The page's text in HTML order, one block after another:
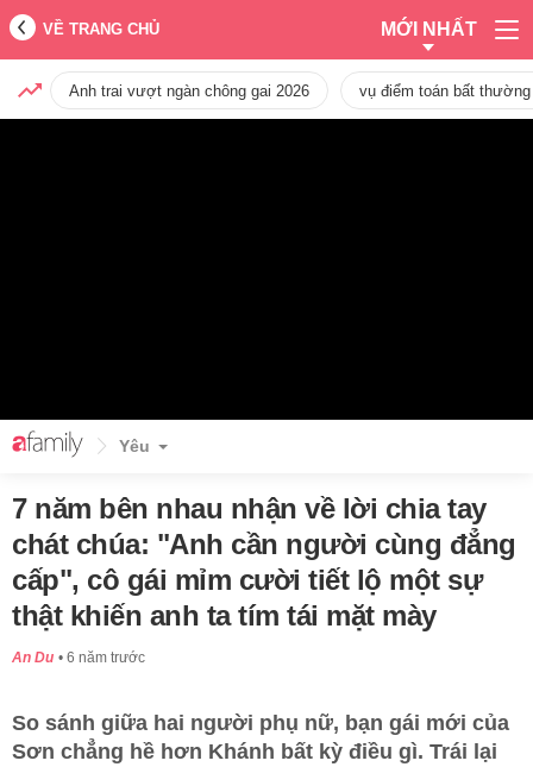
VỀ TRANG CHỦ MỚI NHẤT
Anh trai vượt ngàn chông gai 2026 vụ điểm toán bất
Yêu
7 năm bên nhau nhận về lời chia tay
chát chúa: "Anh cần người cùng đẳng
cấp", cô gái mỉm cười tiết lộ một sự
thật khiến anh ta tím tái mặt mày
An Du 6 năm trước
So sánh giữa hai người phụ nữ, bạn gái mới của
Sơn chẳng hề hơn Khánh bất kỳ điều gì. Trái lại